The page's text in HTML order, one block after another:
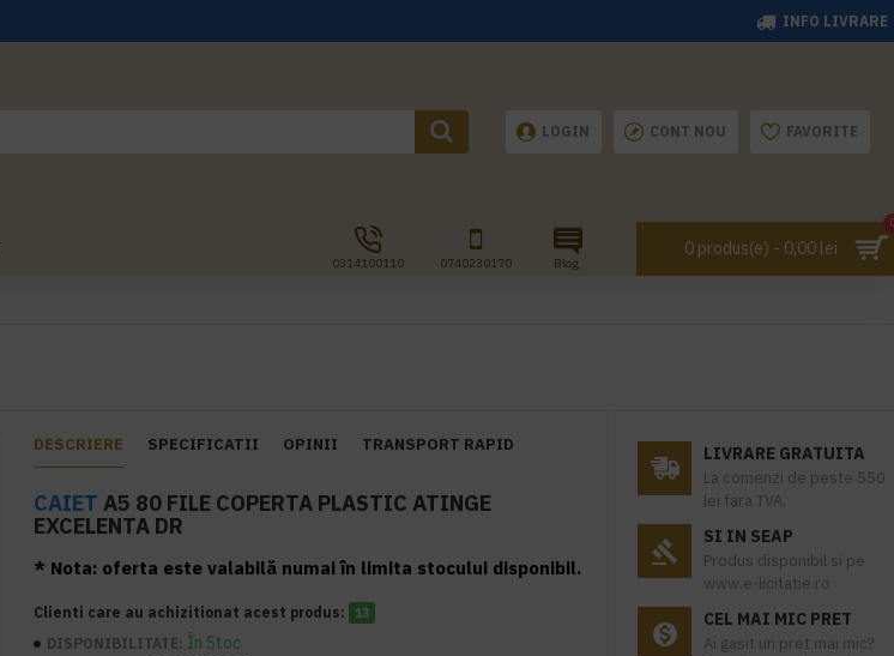
INFO LIVRARE
LOGIN CONT NOU FAVORITE
0314100110 0740230170 Blog
0 produs(e) - 0,00 lei
DESCRIERE SPECIFICATII OPINII TRANSPORT RAPID
CAIET A5 80 FILE COPERTA PLASTIC ATINGE
EXCELENTA DR
* Nota: oferta este valabilă numai în limita stocului disponibil.
Clienti care au achizitionat acest produs: 13
DISPONIBILITATE: În Stoc
LIVRARE GRATUITA
La comenzi de peste 550
lei fara TVA.
SI IN SEAP
Produs disponibil si pe
www.e-licitatie.ro
CEL MAI MIC PRET
Ai gasit un pret mai mic?